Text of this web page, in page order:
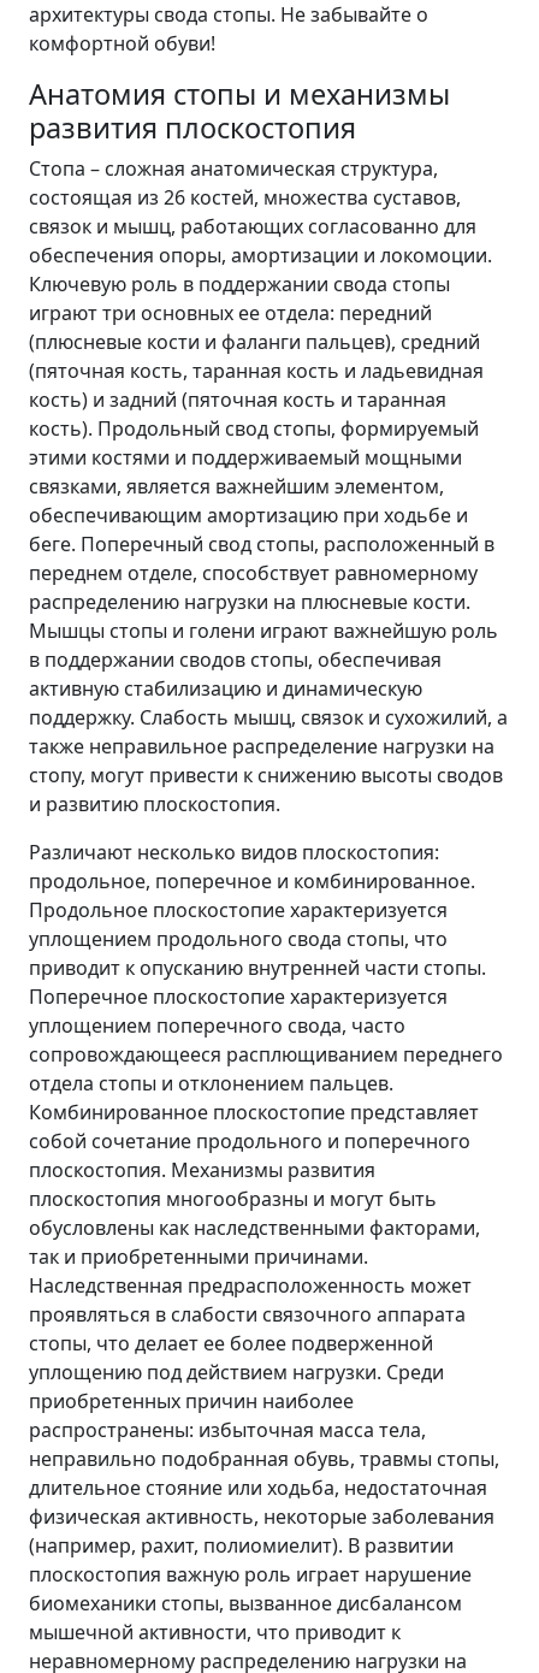
архитектуры свода стопы. Не забывайте о
комфортной обуви!
Анатомия стопы и механизмы
развития плоскостопия
Стопа – сложная анатомическая структура,
состоящая из 26 костей, множества суставов,
связок и мышц, работающих согласованно для
обеспечения опоры, амортизации и локомоции.
Ключевую роль в поддержании свода стопы
играют три основных ее отдела: передний
(плюсневые кости и фаланги пальцев), средний
(пяточная кость, таранная кость и ладьевидная
кость) и задний (пяточная кость и таранная
кость). Продольный свод стопы, формируемый
этими костями и поддерживаемый мощными
связками, является важнейшим элементом,
обеспечивающим амортизацию при ходьбе и
беге. Поперечный свод стопы, расположенный в
переднем отделе, способствует равномерному
распределению нагрузки на плюсневые кости.
Мышцы стопы и голени играют важнейшую роль
в поддержании сводов стопы, обеспечивая
активную стабилизацию и динамическую
поддержку. Слабость мышц, связок и сухожилий, а
также неправильное распределение нагрузки на
стопу, могут привести к снижению высоты сводов
и развитию плоскостопия.
Различают несколько видов плоскостопия:
продольное, поперечное и комбинированное.
Продольное плоскостопие характеризуется
уплощением продольного свода стопы, что
приводит к опусканию внутренней части стопы.
Поперечное плоскостопие характеризуется
уплощением поперечного свода, часто
сопровождающееся расплющиванием переднего
отдела стопы и отклонением пальцев.
Комбинированное плоскостопие представляет
собой сочетание продольного и поперечного
плоскостопия. Механизмы развития
плоскостопия многообразны и могут быть
обусловлены как наследственными факторами,
так и приобретенными причинами.
Наследственная предрасположенность может
проявляться в слабости связочного аппарата
стопы, что делает ее более подверженной
уплощению под действием нагрузки. Среди
приобретенных причин наиболее
распространены: избыточная масса тела,
неправильно подобранная обувь, травмы стопы,
длительное стояние или ходьба, недостаточная
физическая активность, некоторые заболевания
(например, рахит, полиомиелит). В развитии
плоскостопия важную роль играет нарушение
биомеханики стопы, вызванное дисбалансом
мышечной активности, что приводит к
неравномерному распределению нагрузки на